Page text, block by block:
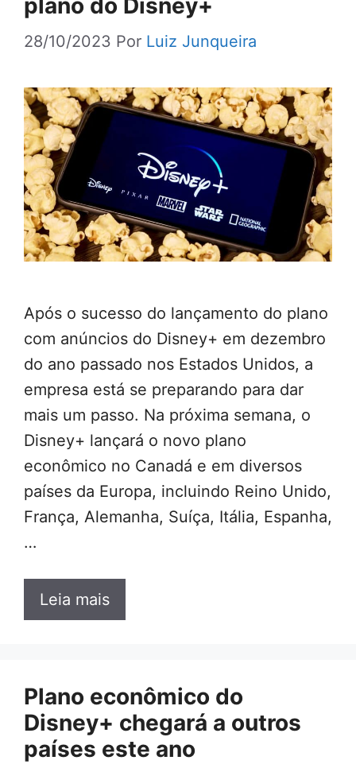
plano do Disney+
28/10/2023 Por Luiz Junqueira
Após o sucesso do lançamento do plano
com anúncios do Disney+ em dezembro
do ano passado nos Estados Unidos, a
empresa está se preparando para dar
mais um passo. Na próxima semana, o
Disney+ lançará o novo plano
econômico no Canadá e em diversos
países da Europa, incluindo Reino Unido,
França, Alemanha, Suíça, Itália, Espanha,
…
Leia mais
Plano econômico do
Disney+ chegará a outros
países este ano